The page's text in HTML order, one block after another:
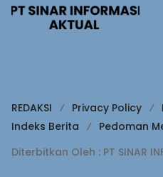
REDAKSI Privacy Policy
Indeks Berita
Pedoman
Diterbitkan Oleh : PT SINAR